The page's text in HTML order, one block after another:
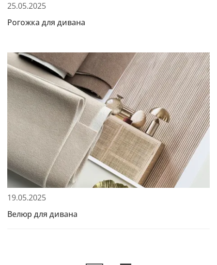
25.05.2025
Рогожка для дивана
19.05.2025
Велюр для дивана